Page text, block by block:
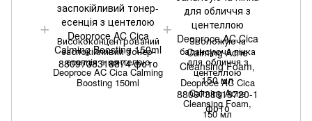
Висококонцентрований
заспокійливий тонер-
есенція з центелою
Deoproce AC Cica Calming
Boosting 150ml
Зволожуюча
балансуюча пінка
для обличчя з
центеллою
Deoproce AC Cica
Calming Acne
Cleansing Foam,
150 мл